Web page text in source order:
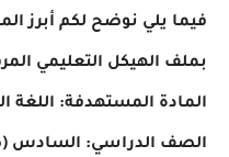
فيما يلي نوضح لكم أبرز
بملف الهيكل التعليمي
المادة المستهدفة: اللغة
الصف الدراسي: السادس